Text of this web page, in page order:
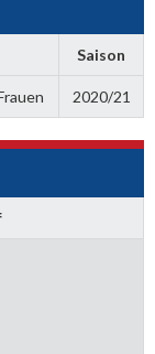
Saison
2020/21